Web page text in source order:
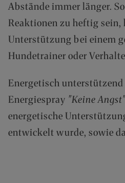
Abstände immer länger.
Reaktionen zu heftig sein,
Unterstützung bei einem
Hundetrainer oder
Energetisch
Energiespray "Keine Angst"
energetische
entwickelt wurde, sowie